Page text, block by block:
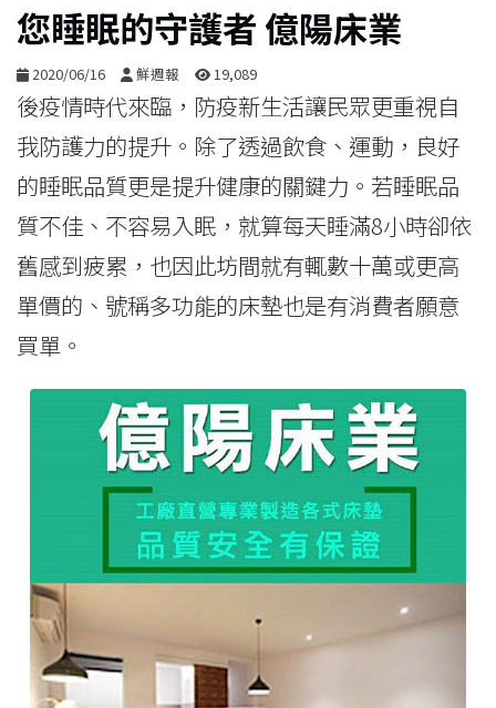
合
影
音
購
物
您睡眠的守護者 億陽床業
2020/06/16 鮮週報 19,089
後疫情時代來臨，防疫新生活讓民眾更重視自
我防護力的提升。除了透過飲食、運動，良好
的睡眠品質更是提升健康的關鍵力。若睡眠品
質不佳、不容易入眠，就算每天睡滿8小時卻依
舊感到疲累，也因此坊間就有輒數十萬或更高
單價的、號稱多功能的床墊也是有消費者願意
買單。